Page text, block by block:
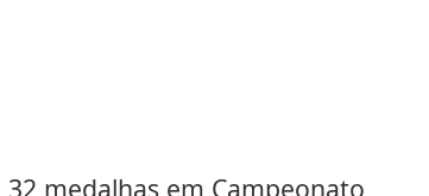
medalhas em Campeonato